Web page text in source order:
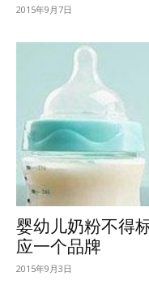
2015年9月7日
婴幼儿奶粉不得
应一个品牌
2015年9月3日